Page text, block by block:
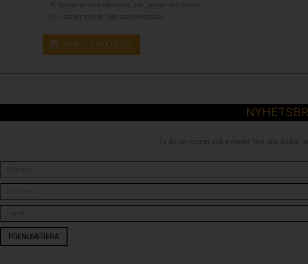
Smaka av med citronsaft, salt, peppar och körvel
Garnera med de vita sparristopparna
SKRIV UT RECEPTET
Ta del av recept och nyheter före alla andra,
PRENUMERERA